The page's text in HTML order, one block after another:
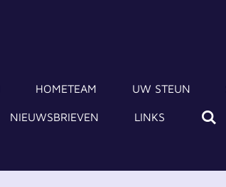
HOMETEAM UW STEUN
NIEUWSBRIEVEN LINKS